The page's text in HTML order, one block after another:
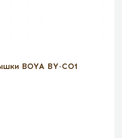
BOYA BY-C01